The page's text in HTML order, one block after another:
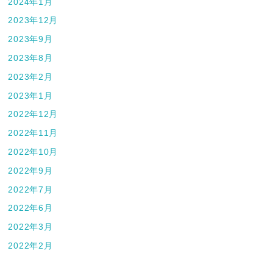
2023年12月
2023年9月
2023年8月
2023年2月
2023年1月
2022年12月
2022年11月
2022年10月
2022年9月
2022年7月
2022年6月
2022年3月
2022年2月